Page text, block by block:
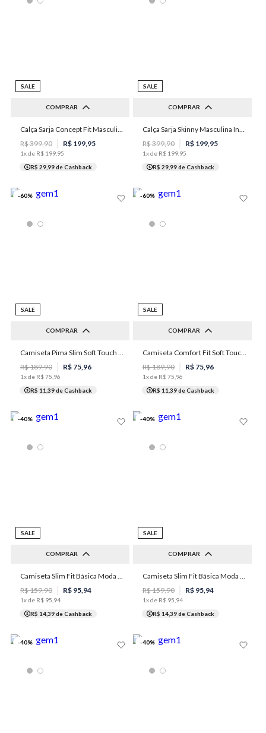
SALE
COMPRAR
38
Calça Sarja Concept Fit Masculina Individual
R$399,90 R$ 199,95
1x de R$ 199 95
R$ 29,99de Cashback
SALE
COMPRAR
36 38 46 48
Calça Sarja Skinny Masculina Individual
R$399,90 R$ 199,95
1x de R$ 199 95
R$ 29,99de Cashback
SALE
-60%
COMPRAR
M
Camiseta Pima Slim Soft Touch Masculina Individual
R$189,90 R$ 75,96
1x de R$75 96
R$ 11,39de Cashback
SALE
-60%
COMPRAR
M
Camiseta Comfort Fit Soft Touch Pima Masculina Individual
R$189,90 R$ 75,96
1x de R$75 96
R$ 11,39de Cashback
SALE
-40%
COMPRAR
PP P M G GG
Camiseta Slim Fit Básica Moda Masculina Individual
R$159,90 R$ 95,94
1x de R$ 95 94
R$ 14,39de Cashback
SALE
-40%
COMPRAR
PP P M GG
Camiseta Slim Fit Básica Moda Masculina Individual
R$159,90 R$ 95,94
1x de R$ 95 94
R$ 14,39de Cashback
-40% -40%